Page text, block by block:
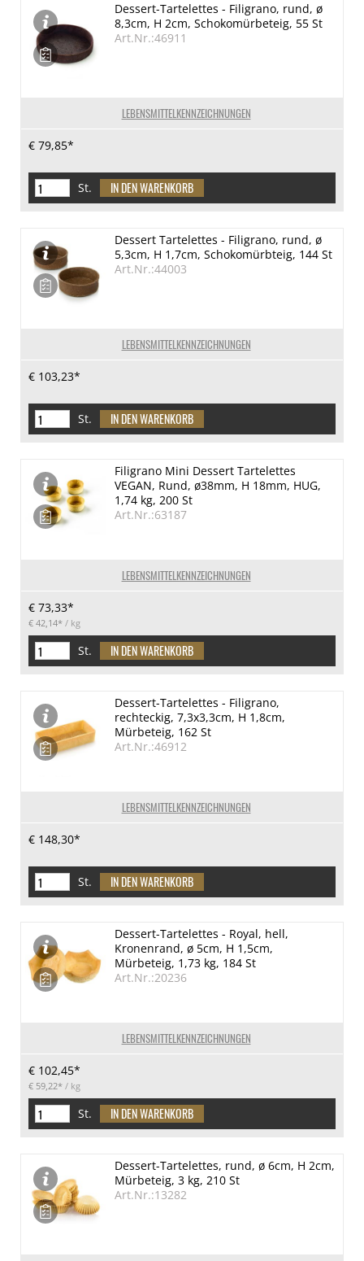
LEBENSMITTELKENNZEICHNUNGEN
Dessert-Tartelettes - Filigrano, rund, ø
8,3cm, H 2cm, Schokomürbeteig, 55 St
Art.Nr.:46911
€ 79,85*
St.
LEBENSMITTELKENNZEICHNUNGEN
Dessert Tartelettes - Filigrano, rund, ø
5,3cm, H 1,7cm, Schokomürbteig, 144 St
Art.Nr.:44003
€ 103,23*
St.
LEBENSMITTELKENNZEICHNUNGEN
Filigrano Mini Dessert Tartelettes
VEGAN, Rund, ø38mm, H 18mm, HUG,
1,74 kg, 200 St
Art.Nr.:63187
€ 73,33*
€ 42,14* / kg
St.
LEBENSMITTELKENNZEICHNUNGEN
Dessert-Tartelettes - Filigrano,
rechteckig, 7,3x3,3cm, H 1,8cm,
Mürbeteig, 162 St
Art.Nr.:46912
€ 148,30*
St.
LEBENSMITTELKENNZEICHNUNGEN
Dessert-Tartelettes - Royal, hell,
Kronenrand, ø 5cm, H 1,5cm,
Mürbeteig, 1,73 kg, 184 St
Art.Nr.:20236
€ 102,45*
€ 59,22* / kg
St.
Dessert-Tartelettes, rund, ø 6cm, H 2cm,
Mürbeteig, 3 kg, 210 St
Art.Nr.:13282